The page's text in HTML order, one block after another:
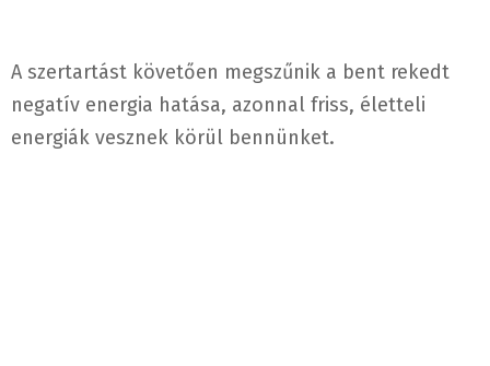
A szertartást követően megszűnik a bent rekedt
negatív energia hatása, azonnal friss, életteli
energiák vesznek körül bennünket.